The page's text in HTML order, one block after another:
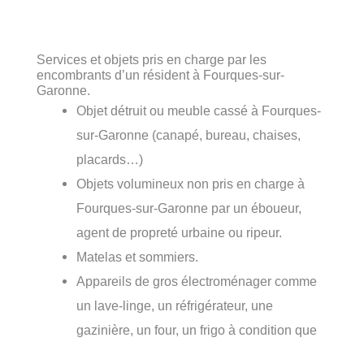
Services et objets pris en charge par les
encombrants d’un résident à Fourques-sur-
Garonne.
Objet détruit ou meuble cassé à Fourques-
sur-Garonne (canapé, bureau, chaises,
placards…)
Objets volumineux non pris en charge à
Fourques-sur-Garonne par un éboueur,
agent de propreté urbaine ou ripeur.
Matelas et sommiers.
Appareils de gros électroménager comme
un lave-linge, un réfrigérateur, une
gazinière, un four, un frigo à condition que